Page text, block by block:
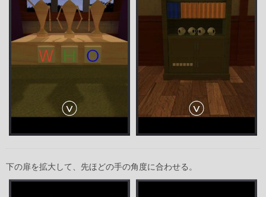
下の扉を拡大して、先ほどの手の角度に合わせる。